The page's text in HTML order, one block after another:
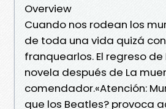
Overview
Cuando nos rodean los
de toda una vida quizá
franquearlos. El regreso
novela después de La
comendador.«Atención:
que los Beatles? provoca